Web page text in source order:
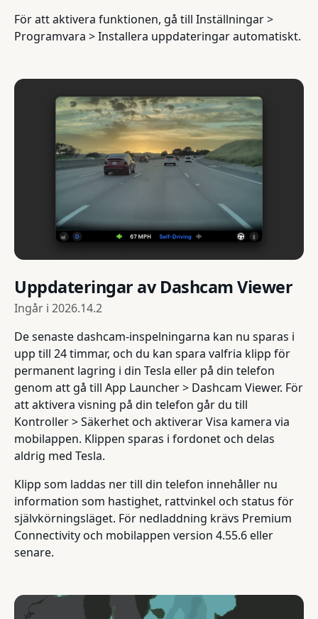
För att aktivera funktionen, gå till Inställningar >
Programvara > Installera uppdateringar automatiskt.
Uppdateringar av Dashcam Viewer
Ingår i 2026.14.2
De senaste dashcam-inspelningarna kan nu sparas i
upp till 24 timmar, och du kan spara valfria klipp för
permanent lagring i din Tesla eller på din telefon
genom att gå till App Launcher > Dashcam Viewer. För
att aktivera visning på din telefon går du till
Kontroller > Säkerhet och aktiverar Visa kamera via
mobilappen. Klippen sparas i fordonet och delas
aldrig med Tesla.
Klipp som laddas ner till din telefon innehåller nu
information som hastighet, rattvinkel och status för
självkörningsläget. För nedladdning krävs Premium
Connectivity och mobilappen version 4.55.6 eller
senare.